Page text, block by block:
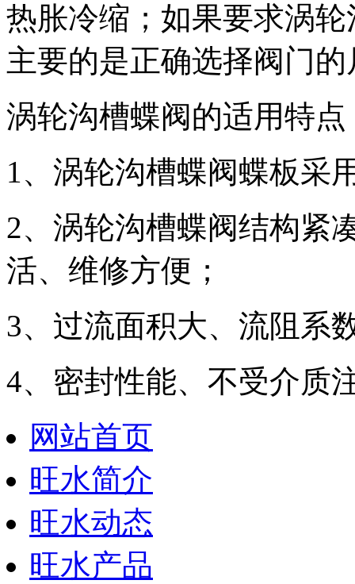
热胀冷缩；如果要求涡
主要的是正确选择阀门
涡轮沟槽蝶阀的适用特点
1、涡轮沟槽蝶阀蝶板采
2、涡轮沟槽蝶阀结构紧
活、维修方便；
3、过流面积大、流阻系
4、密封性能、不受介质
网站首页
旺水简介
旺水动态
旺水产品